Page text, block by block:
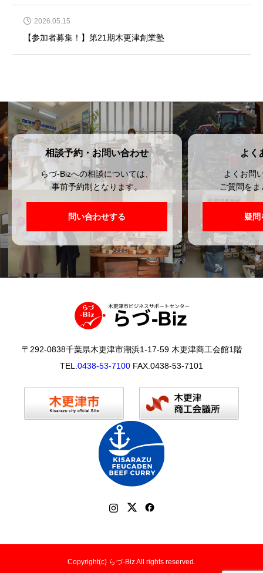
2026.05.15
【参加者募集！】第21期木更津創業塾
相談予約・お問い合わせ
らづ-Bizへの相談については、
事前予約制となります。
問い合わせする
よく
よくお問
ご質問を
疑問
〒292-0838千葉県木更津市潮浜1-17-59 木更津商工会館1階
TEL. 0438-53-7100 FAX.0438-53-7101
Copyright(c) らづ-Biz All rights reserved.